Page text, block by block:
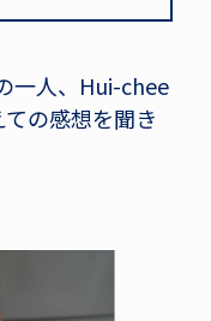
一人、Hui-chee
の感想を聞き